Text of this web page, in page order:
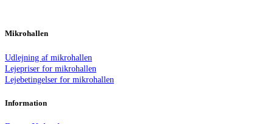
Mikrohallen
Udlejning af mikrohallen
Lejepriser for mikrohallen
Lejebetingelser for mikrohallen
Information